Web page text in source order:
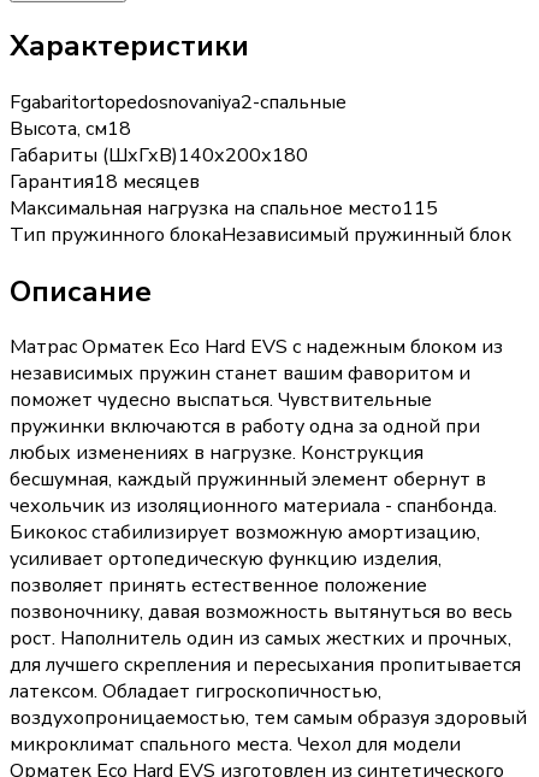
Характеристики
Fgabaritortopedosnovaniya2-спальные
Высота, см18
Габариты (ШхГхВ)140х200х180
Гарантия18 месяцев
Максимальная нагрузка на спальное место115
Тип пружинного блокаНезависимый пружинный блок
Описание
Матрас Орматек Eco Hard EVS с надежным блоком из
независимых пружин станет вашим фаворитом и
поможет чудесно выспаться. Чувствительные
пружинки включаются в работу одна за одной при
любых изменениях в нагрузке. Конструкция
бесшумная, каждый пружинный элемент обернут в
чехольчик из изоляционного материала - спанбонда.
Бикокос стабилизирует возможную амортизацию,
усиливает ортопедическую функцию изделия,
позволяет принять естественное положение
позвоночнику, давая возможность вытянуться во весь
рост. Наполнитель один из самых жестких и прочных,
для лучшего скрепления и пересыхания пропитывается
латексом. Обладает гигроскопичностью,
воздухопроницаемостью, тем самым образуя здоровый
микроклимат спального места. Чехол для модели
Орматек Eco Hard EVS изготовлен из синтетического